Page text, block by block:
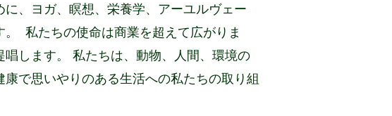
、ヨガ、瞑想、栄養学、アーユルヴェー
私たちの使命は商業を超えて広がりま
します。 私たちは、動物、人間、環境の
で思いやりのある生活への私たちの取り組